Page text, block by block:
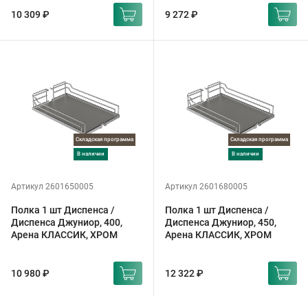
10 309 ₽ 9 272 ₽
Складская программа
в наличии
Артикул 2601650005
Полка 1 шт Диспенса /
Диспенса Джуниор, 400,
Арена КЛАССИК, ХРОМ
10 980 ₽
Складская программа
в наличии
Артикул 2601680005
Полка 1 шт Диспенса /
Диспенса Джуниор, 450,
Арена КЛАССИК, ХРОМ
12 322 ₽